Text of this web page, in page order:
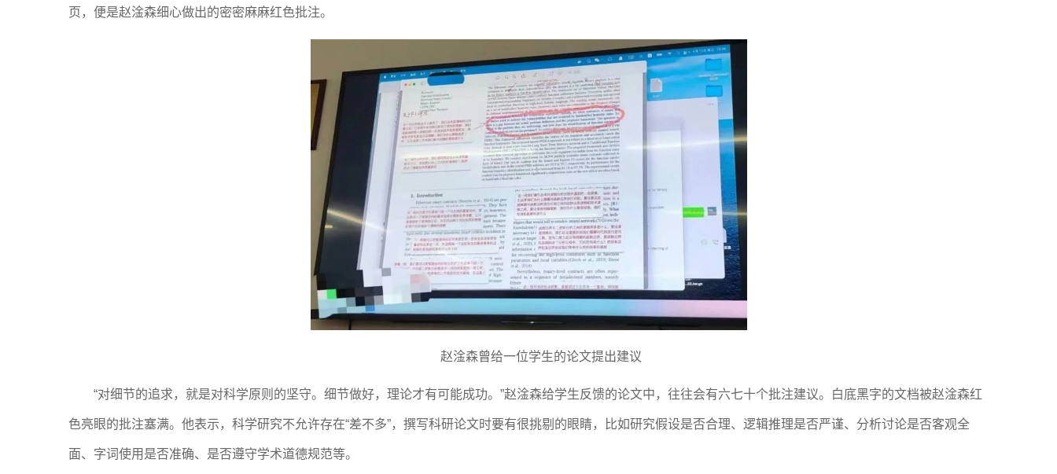
页，便是赵淦森细心做出的密密麻麻红色批注。
赵淦森曾给一位学生的论文提出建议
“对细节的追求，就是对科学原则的坚守。细节做好，理论才有可能成功。”赵淦森给学生反馈的论文中，往往会有六七十个批注建议。白底黑字的文档被赵淦森红
色亮眼的批注塞满。他表示，科学研究不允许存在“差不多”，撰写科研论文时要有很挑剔的眼睛，比如研究假设是否合理、逻辑推理是否严谨、分析讨论是否客观全
面、字词使用是否准确、是否遵守学术道德规范等。